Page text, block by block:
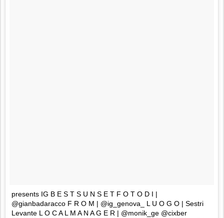
presents IG B E S T S U N S E T F O T O D I |
@gianbadaracco F R O M | @ig_genova_ L U O G O | Sestri
Levante L O C A L M A N A G E R | @monik_ge @cixber